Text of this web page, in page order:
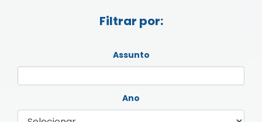
Filtrar por:
Assunto
Ano